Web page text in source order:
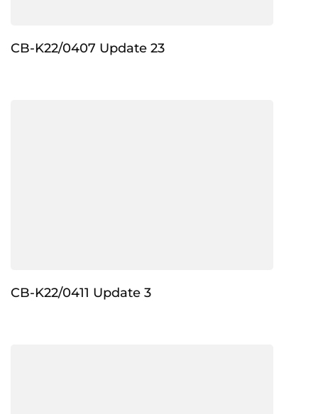
CB-K22/0407 Update 23
CB-K22/0411 Update 3